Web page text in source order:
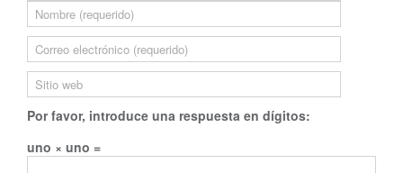
Por favor, introduce una respuesta en dígitos:
uno × uno =